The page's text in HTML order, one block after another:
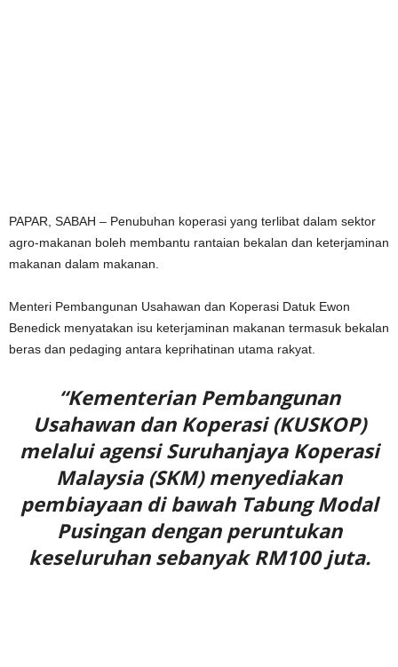
PAPAR, SABAH – Penubuhan koperasi yang terlibat dalam sektor
agro-makanan boleh membantu rantaian bekalan dan keterjaminan
makanan dalam makanan.
Menteri Pembangunan Usahawan dan Koperasi Datuk Ewon
Benedick menyatakan isu keterjaminan makanan termasuk bekalan
beras dan pedaging antara keprihatinan utama rakyat.
“Kementerian Pembangunan
Usahawan dan Koperasi (KUSKOP)
melalui agensi Suruhanjaya Koperasi
Malaysia (SKM) menyediakan
pembiayaan di bawah Tabung Modal
Pusingan dengan peruntukan
keseluruhan sebanyak RM100 juta.